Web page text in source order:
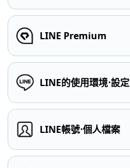
LINE Premium
LINE的使用環境⋅設定
LINE帳號⋅個人檔案